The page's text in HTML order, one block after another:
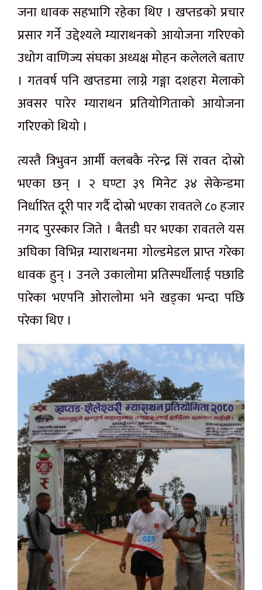
जना धावक सहभागि रहेका थिए । खप्तडको प्रचार
प्रसार गर्नेउद्देश्यलेम्याराथनको आयोजना गरिएको
उधोगवाणिज्यसंघका अध्यक्ष मोहनकलेललेबताए
।गतवर्षपनि खप्तडमा लाग्ने गङ्गादशहरा मेलाको
अवसर पारेर म्याराथन प्रतियोगिताकोआयोजना
गरिएको थियो ।
त्यस्तै त्रिभुवन आर्मी क्लबकैनरेन्द्रसिं रावत दोस्रो
भएका छन् । २ घण्टा ३९ मिनेट ३४ सेकेन्डमा
निर्धारितदूरीपार गर्दै दोस्रो भएका रावतले ८० हजार
नगद पुरस्कार जिते । बैतडी घर भएका रावतले यस
अघिका विभिन्न म्याराथनमा गोल्डमेडलप्राप्त गरेका
धावक हुन् । उनले उकालोमा प्रतिस्पर्धीलाईपछाडि
पारेका भएपनि ओरालोमा भने खड्का भन्दा पछि
परेका थिए ।